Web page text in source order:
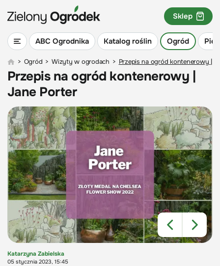
ABC Ogrodnika Katalog roślin Ogród
Sklep
> Ogród > Wizyty w ogrodach > Przepis na ogród kontenerowy |
Przepis na ogród kontenerowy |
Jane Porter
Katarzyna Zabielska
05 stycznia 2023, 15:45